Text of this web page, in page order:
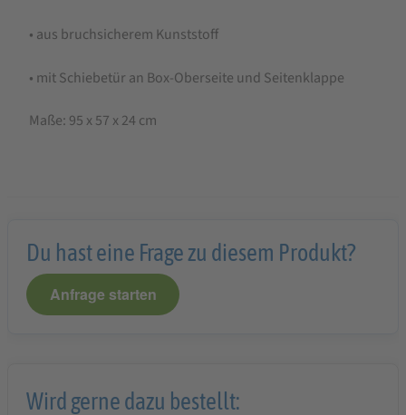
Geflügel-
Transportbox
95
24
cm
• aus bruchsicherem Kunststoff
• mit Schiebetür an Box-Oberseite und Seitenklappe
Maße: 95 x 57 x 24 cm
Du hast eine Frage zu diesem Produkt?
Anfrage starten
Wird gerne dazu bestellt: